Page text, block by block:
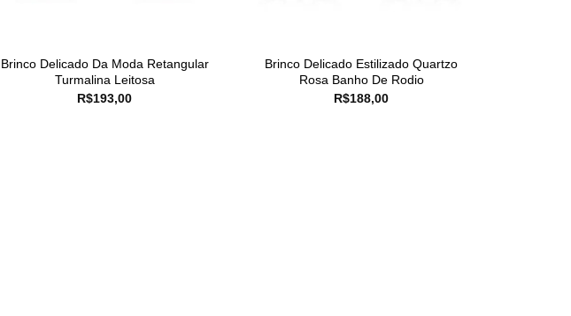
Brinco Delicado Da Moda Retangular
Turmalina Leitosa
R$193,00
Brinco Delicado Estilizado Quartzo
Rosa Banho De Rodio
R$188,00